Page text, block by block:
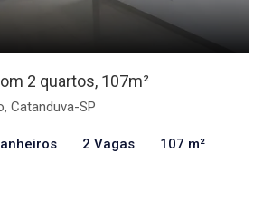
2 quartos, 107m²
Catanduva-SP
2 Vagas 107 m²